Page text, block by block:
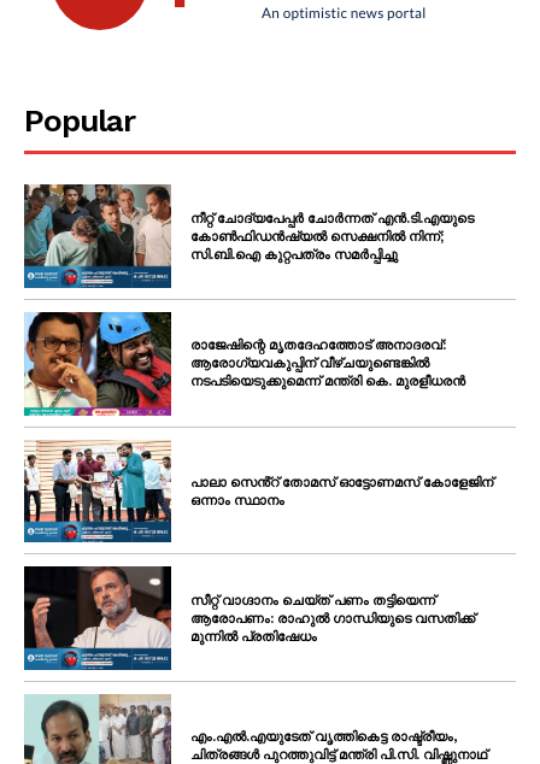
SUBSCRIBE NOW
PALA VISION
About
Contact us
Subscription Plans
My account
Grievance Redressal
Popular
നീറ്റ് ചോദ്യപേപ്പർ ചോർന്നത് എൻ.ടി.എയുടെ
കോൺഫിഡൻഷ്യൽ സെക്ഷനിൽ നിന്ന്;
സി.ബി.ഐ കുറ്റപത്രം സമർപ്പിച്ചു
രാജേഷിന്റെ മൃതദേഹത്തോട് അനാദരവ്:
ആരോഗ്യവകുപ്പിന് വീഴ്ചയുണ്ടെങ്കിൽ
നടപടിയെടുക്കുമെന്ന് മന്ത്രി കെ. മുരളീധരൻ
പാലാ സെൻ്റ് തോമസ് ഓട്ടോണമസ് കോളേജിന്
ഒന്നാം സ്ഥാനം
സീറ്റ് വാഗ്ദാനം ചെയ്ത് പണം തട്ടിയെന്ന്
ആരോപണം: രാഹുൽ ഗാന്ധിയുടെ വസതിക്ക്
മുന്നിൽ പ്രതിഷേധം
എം.എൽ.എയുടേത് വൃത്തികെട്ട രാഷ്ട്രീയം,
ചിത്രങ്ങൾ പുറത്തുവിട്ട് മന്ത്രി പി.സി. വിഷ്ണുനാഥ്